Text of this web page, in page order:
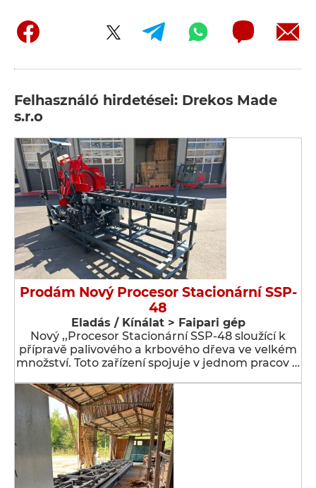
Felhasználó hirdetései: Drekos Made
s.r.o
Prodám Nový Procesor Stacionární SSP-
48
Eladás / Kínálat > Faipari gép
Nový ,,Procesor Stacionární SSP-48 sloužící k
přípravě palivového a krbového dřeva ve velkém
množství. Toto zařízení spojuje v jednom pracov …